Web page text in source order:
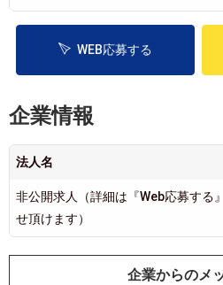
WEB応募する
企業情報
法人名
非公開求人（詳細は『Web応募する
せ頂けます）
企業からのメ